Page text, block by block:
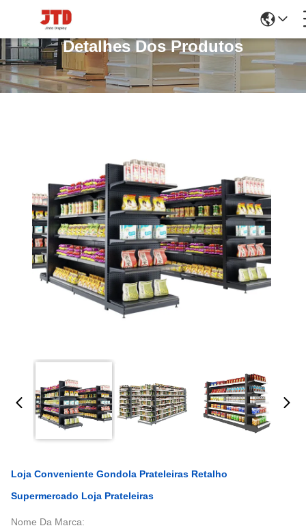
Detalhes Dos Produtos
Loja Conveniente Gondola Prateleiras Retalho
Supermercado Loja Prateleiras
Nome Da Marca: